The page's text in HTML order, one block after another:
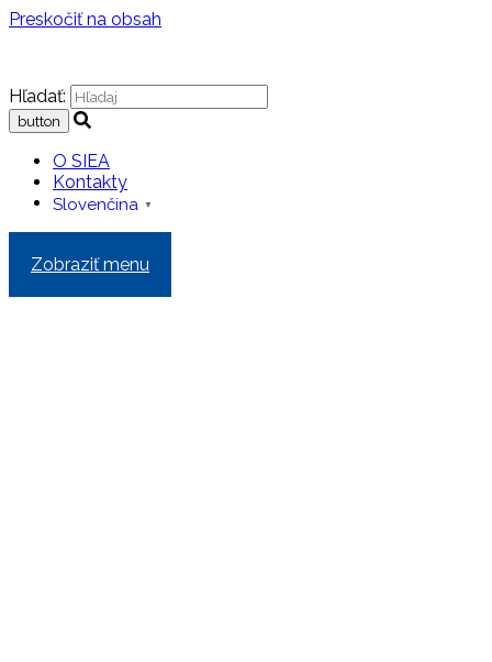
Preskočiť na obsah
Hľadať:
O SIEA
Kontakty
Slovenčina ▼
Zobraziť menu